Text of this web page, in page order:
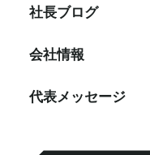
社⻑ブログ
会社情報
代表メッセージ